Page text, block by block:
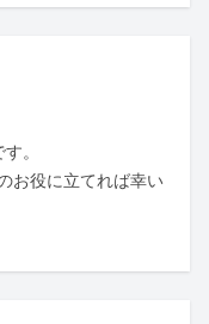
。
お役に立てれば幸い